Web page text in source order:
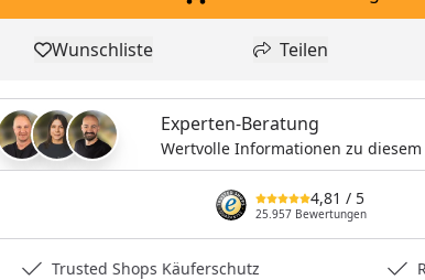
anzeigen
hinzufügen
Produkt zur Wunschliste hinzufügen
Wunschliste Teilen
Teilen
Experten-Beratung
Wertvolle Informationen zu
4,81 / 5
25.957 Bewertungen
Trusted Shops Käuferschutz